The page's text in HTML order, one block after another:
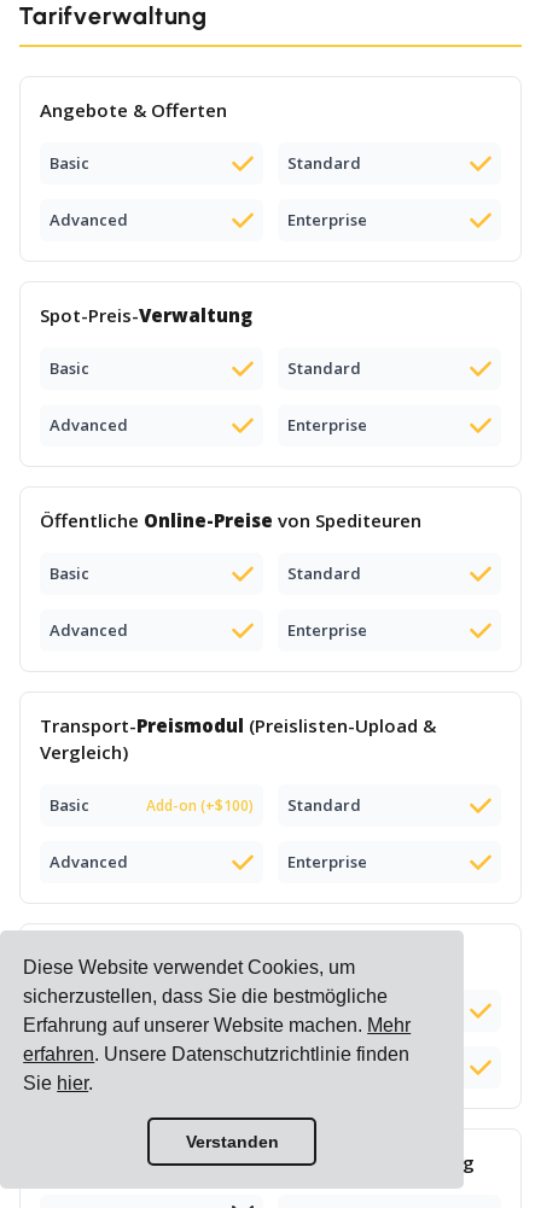
Diese Website verwendet Cookies, um
sicherzustellen, dass Sie die bestmögliche
Erfahrung auf unserer Website machen. Mehr
erfahren. Unsere Datenschutzrichtlinie finden
Sie hier.
Verstanden
Tarifverwaltung
Angebote & Offerten
Basic Standard
Advanced Enterprise
Spot-Preis-Verwaltung
Basic Standard
Advanced Enterprise
Öffentliche Online-Preise von Spediteuren
Basic Standard
Advanced Enterprise
Transport-Preismodul (Preislisten-Upload &
Vergleich)
Basic Add-on (+$100) Standard
Advanced Enterprise
Intelligente E-Commerce-Preisliste
Basic Standard
Advanced Enterprise
Zuschlagsberechnung & -verwaltung